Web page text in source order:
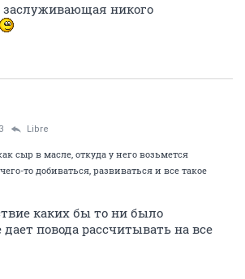
заслуживающая никого
Libre
сыр в масле, откуда у него возьмется
то добиваться, развиваться и все такое
каких бы то ни было
повода рассчитывать на все